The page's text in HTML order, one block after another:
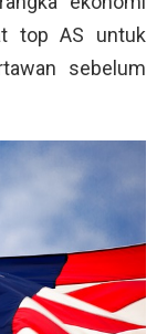
top AS untuk
sebelum